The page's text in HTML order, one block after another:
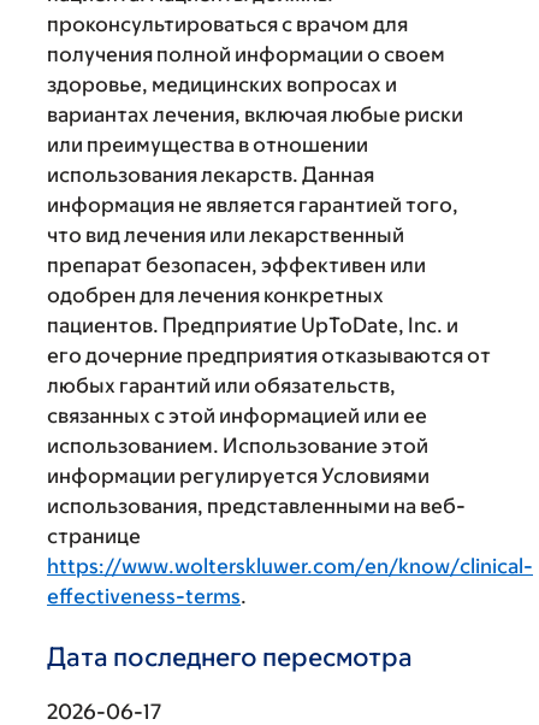
проконсультироваться с врачом для
получения полной информации о своем
здоровье, медицинских вопросах и
вариантах лечения, включая любые риски
или преимущества в отношении
использования лекарств. Данная
информация не является гарантией того,
что вид лечения или лекарственный
препарат безопасен, эффективен или
одобрен для лечения конкретных
пациентов. Предприятие UpToDate, Inc. и
его дочерние предприятия отказываются от
любых гарантий или обязательств,
связанных с этой информацией или ее
использованием. Использование этой
информации регулируется Условиями
использования, представленными на веб-
странице
https://www.wolterskluwer.com/en/know/clinical-
effectiveness-terms.
Дата последнего пересмотра
2026-06-17